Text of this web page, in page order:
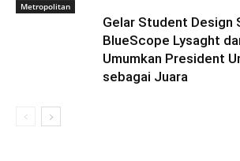
Metropolitan
Gelar Student Design
BlueScope Lysaght
Umumkan President
sebagai Juara